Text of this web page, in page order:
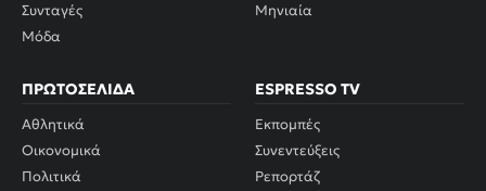
Συνταγές
Μόδα
Μηνιαία
ΠΡΩΤΟΣΈΛΙΔΑ
Αθλητικά
Οικονομικά
Πολιτικά
ESPRESSO TV
Εκπομπές
Συνεντεύξεις
Ρεπορτάζ